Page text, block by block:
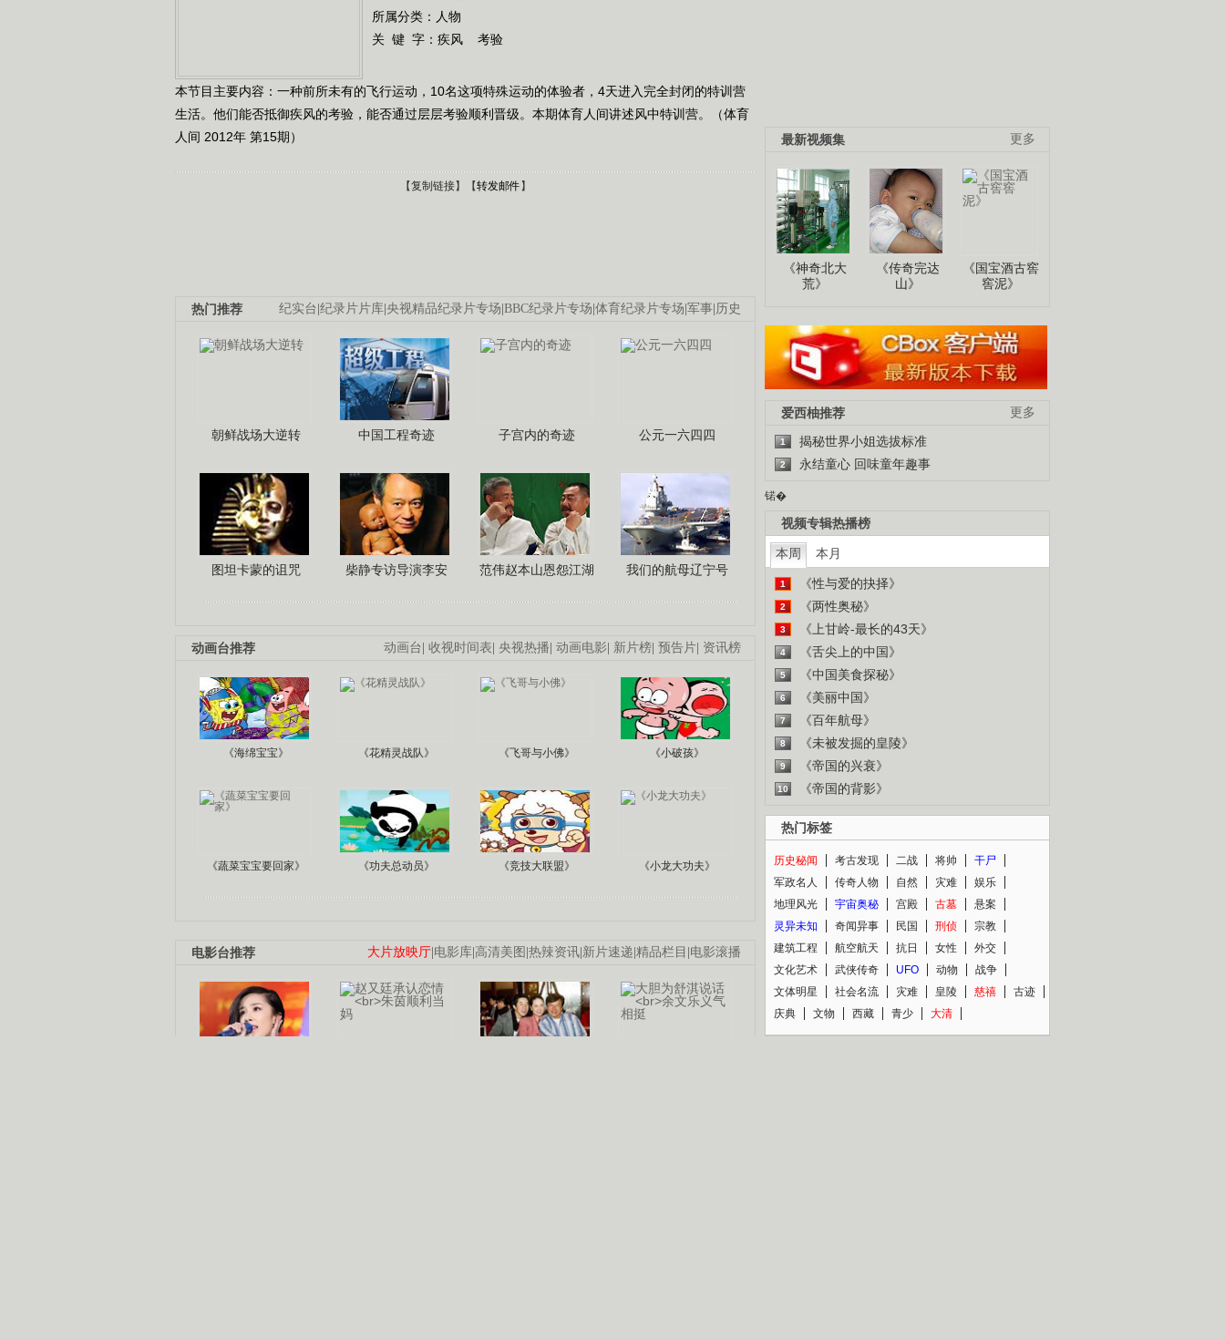
所属分类：人物
关 键 字： 疾风 考验
本节目主要内容：一种前所未有的飞行运动，10名这项特殊运动的体验者，4天进入完全封闭的特训营
生活。他们能否抵御疾风的考验，能否通过层层考验顺利晋级。本期体育人间讲述风中特训营。（体育
人间 2012年 第15期）
【复制链接】【转发邮件】
纪实台|纪录片片库|央视精品纪录片专场|BBC纪录片专场|体育纪录片专场|军事| 历史
热门推荐
朝鲜战场大逆转 中国工程奇迹 子宫内的奇迹 公元一六四四
图坦卡蒙的诅咒 柴静专访导演李安 范伟赵本山恩怨江湖 我们的航母辽宁号
动画台| 收视时间表| 央视热播| 动画电影| 新片榜| 预告片| 资讯榜
动画台推荐
《海绵宝宝》 《花精灵战队》 《飞哥与小佛》 《小破孩》
《蔬菜宝宝要回家》 《功夫总动员》 《竞技大联盟》 《小龙大功夫》
大片放映厅|电影库|高清美图 |热辣资讯|新片速递|精品栏目 |电影滚播
电影台推荐
更多
最新视频集
《神奇北大
荒》
《传奇完达
山》
《国宝酒古窖
窖泥》
更多
爱西柚推荐
1 揭秘世界小姐选拔标准
2 永结童心 回味童年趣事
锘�
视频专辑热播榜
本周 本月
1 《性与爱的抉择》
2 《两性奥秘》
3 《上甘岭-最长的43天》
4 《舌尖上的中国》
5 《中国美食探秘》
6 《美丽中国》
7 《百年航母》
8 《未被发掘的皇陵》
9 《帝国的兴衰》
10 《帝国的背影》
热门标签
历史秘闻 考古发现 二战 将帅
干尸
军政名人
传奇人物 自然 灾难
娱乐
地理风光
宇宙奥秘 宫殿 古墓
悬案
灵异未知
奇闻异事 民国 刑侦
宗教
建筑工程
航空航天 抗日 女性
外交
文化艺术
武侠传奇 UFO 动物
战争
文体明星
社会名流 灾难 皇陵 慈禧
古迹
庆典
文物 西藏 青少 大清